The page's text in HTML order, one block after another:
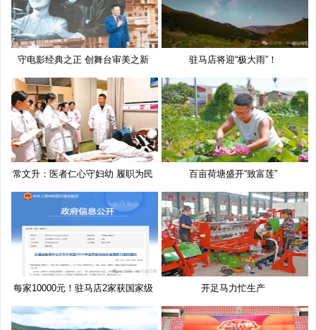
守电影经典之正 创舞台审美之新 驻马店将迎“极大雨”！
常文升：医者仁心守妇幼 履职为民 百亩荷塘盛开“致富莲”
每家10000元！驻马店2家获国家级
奖
开足马力忙生产